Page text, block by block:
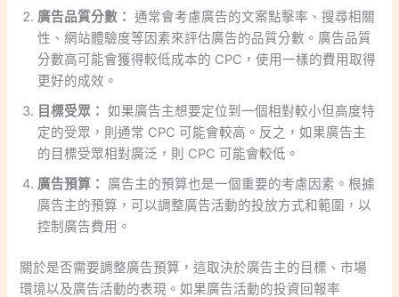
廣告品質分數： 通常會考慮廣告的文案點擊率、搜尋相關
性、網站體驗度等因素來評估廣告的品質分數。廣告品質
分數高可能會獲得較低成本的 CPC，使用一樣的費用取得
更好的成效。
目標受眾： 如果廣告主想要定位到一個相對較小但高度特
定的受眾，則通常 CPC 可能會較高。反之，如果廣告主
的目標受眾相對廣泛，則 CPC 可能會較低。
廣告預算：
廣告主的預算也是一個重要的考慮因素。根據
廣告主的預算，可以調整廣告活動的投放方式和範圍，以
控制廣告費用。
關於是否需要調整廣告預算，這取決於廣告主的目標、市場
環境以及廣告活動的表現。如果廣告活動的投資回報率